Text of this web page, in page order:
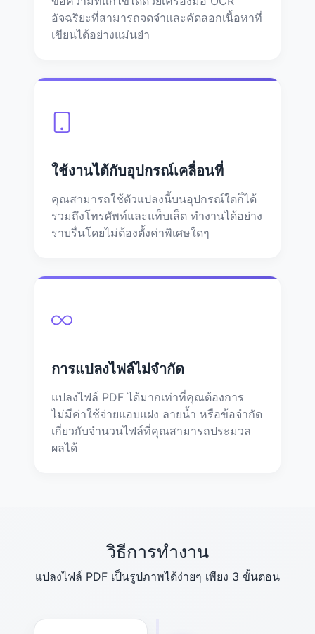
อัจฉริยะที่สามารถจดจำและคัดลอกเนื้อหาที่
เขียนได้อย่างแม่นยำ
ใช้งานได้กับอุปกรณ์เคลื่อนที่
คุณสามารถใช้ตัวแปลงนี้บนอุปกรณ์ใดก็ได้
รวมถึงโทรศัพท์และแท็บเล็ต ทำงานได้อย่าง
ราบรื่นโดยไม่ต้องตั้งค่าพิเศษใดๆ
การแปลงไฟล์ไม่จำกัด
แปลงไฟล์ PDF ได้มากเท่าที่คุณต้องการ
ไม่มีค่าใช้จ่ายแอบแฝง ลายน้ำ หรือข้อจำกัด
เกี่ยวกับจำนวนไฟล์ที่คุณสามารถประมวล
ผลได้
วิธีการทำงาน
แปลงไฟล์ PDF เป็นรูปภาพได้ง่ายๆ เพียง 3 ขั้นตอน